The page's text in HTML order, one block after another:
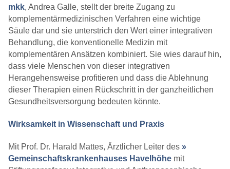
mkk, Andrea Galle, stellt der breite Zugang zu
komplementärmedizinischen Verfahren eine wichtige
Säule dar und sie unterstrich den Wert einer integrativen
Behandlung, die konventionelle Medizin mit
komplementären Ansätzen kombiniert. Sie wies darauf hin,
dass viele Menschen von dieser integrativen
Herangehensweise profitieren und dass die Ablehnung
dieser Therapien einen Rückschritt in der ganzheitlichen
Gesundheitsversorgung bedeuten könnte.
Wirksamkeit in Wissenschaft und Praxis
Mit Prof. Dr. Harald Mattes, Ärztlicher Leiter des »
Gemeinschaftskrankenhauses Havelhöhemit